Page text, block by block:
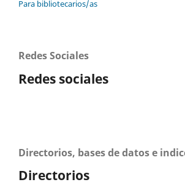
Para bibliotecarios/as
Redes Sociales
Redes sociales
Directorios, bases de datos e
Directorios